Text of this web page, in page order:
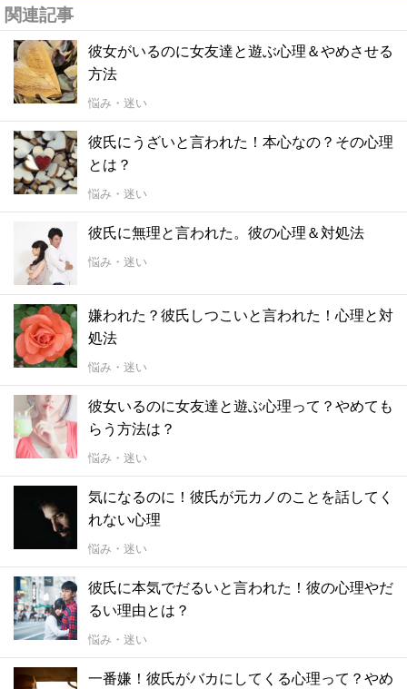
関連記事
彼女がいるのに女友達と遊ぶ心理＆やめさせる
方法
悩み・迷い
彼氏にうざいと言われた！本心なの？その心理
とは？
悩み・迷い
彼氏に無理と言われた。彼の心理＆対処法
悩み・迷い
嫌われた？彼氏しつこいと言われた！心理と対
処法
悩み・迷い
彼女いるのに女友達と遊ぶ心理って？やめても
らう方法は？
悩み・迷い
気になるのに！彼氏が元カノのことを話してく
れない心理
悩み・迷い
彼氏に本気でだるいと言われた！彼の心理やだ
るい理由とは？
悩み・迷い
一番嫌！彼氏がバカにしてくる心理って？やめ